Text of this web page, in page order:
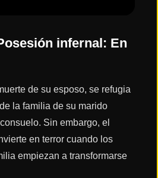
infernal: En
de su esposo, se refugia
la familia de su marido
Sin embargo, el
en terror cuando los
empiezan a transformarse